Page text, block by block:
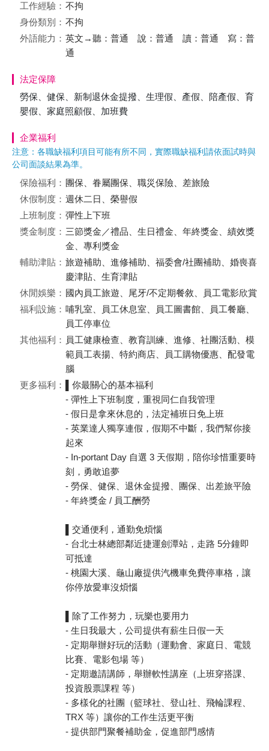
工作經驗： 不拘
身份類別： 不拘
外語能力： 英文→聽：普通 說：普通 讀：普通 寫：普
通
法定保障
勞保、健保、新制退休金提撥、生理假、產假、陪產假、育
嬰假、家庭照顧假、加班費
企業福利
注意：各職缺福利項目可能有所不同，實際職缺福利請依面試時與
公司面談結果為準。
保險福利： 團保、眷屬團保、職災保險、差旅險
休假制度： 週休二日、榮譽假
上班制度： 彈性上下班
獎金制度： 三節獎金／禮品、生日禮金、年終獎金、績效獎
金、專利獎金
輔助津貼： 旅遊補助、進修補助、福委會/社團補助、婚喪喜
慶津貼、生育津貼
休閒娛樂： 國內員工旅遊、尾牙/不定期餐敘、員工電影欣賞
福利設施： 哺乳室、員工休息室、員工圖書館、員工餐廳、
員工停車位
其他福利： 員工健康檢查、教育訓練、進修、社團活動、模
範員工表揚、特約商店、員工購物優惠、配發電
腦
更多福利：
▌你最關心的基本福利
- 彈性上下班制度，重視同仁自我管理
- 假日是拿來休息的，法定補班日免上班
- 英業達人獨享連假，假期不中斷，我們幫你接
起來
- In-portant Day 自選 3 天假期，陪你珍惜重要時
刻，勇敢追夢
- 勞保、健保、退休金提撥、團保、出差旅平險
- 年終獎金 / 員工酬勞
▌交通便利，通勤免煩惱
- 台北士林總部鄰近捷運劍潭站，走路 5分鐘即
可抵達
- 桃園大溪、龜山廠提供汽機車免費停車格，讓
你停放愛車沒煩惱
▌除了工作努力，玩樂也要用力
- 生日我最大，公司提供有薪生日假一天
- 定期舉辦好玩的活動（運動會、家庭日、電競
比賽、電影包場 等）
- 定期邀請講師，舉辦軟性講座（上班穿搭課、
投資股票課程 等）
- 多樣化的社團（籃球社、登山社、飛輪課程、
TRX 等）讓你的工作生活更平衡
- 提供部門聚餐補助金，促進部門感情